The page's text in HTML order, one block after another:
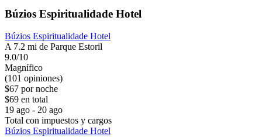
Búzios Espiritualidade Hotel
Búzios Espiritualidade Hotel
A 7.2 mi de Parque Estoril
9.0/10
Magnífico
(101 opiniones)
$67 por noche
$69 en total
19 ago - 20 ago
Total con impuestos y cargos
Búzios Espiritualidade Hotel